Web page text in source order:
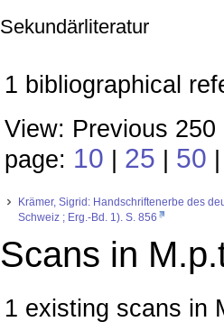
Sekundärliteratur
1 bibliographical
View: Previous
page: 10 | 25 | 50
Krämer, Sigrid: Handschriftenerbe des
Schweiz ; Erg.-Bd. 1). S. 856
Scans in
1 existing scans in